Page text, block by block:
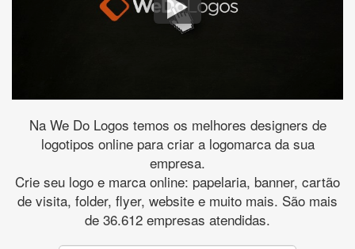
Na We Do Logos temos os melhores designers de
logotipos online para criar a logomarca da sua
empresa.
Crie seu logo e marca online: papelaria, banner, cartão
de visita, folder, flyer, website e muito mais. São mais
de 36.612 empresas atendidas.